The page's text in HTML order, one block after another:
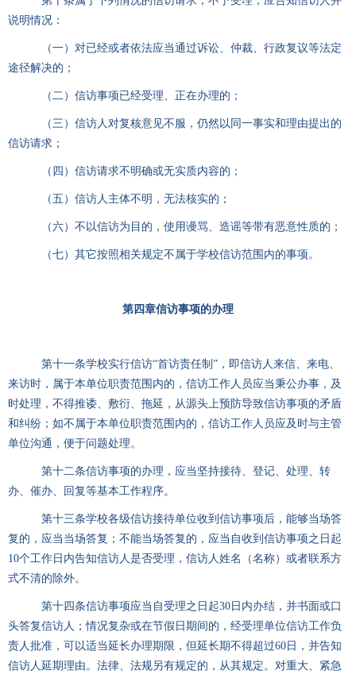
说明情况：
（一）对已经或者依法应当通过诉讼、仲裁、行政复议等法定
途径解决的；
（二）信访事项已经受理、正在办理的；
（三）信访人对复核意见不服，仍然以同一事实和理由提出的
信访请求；
（四）信访请求不明确或无实质内容的；
（五）信访人主体不明，无法核实的；
（六）不以信访为目的，使用谩骂、造谣等带有恶意性质的；
（七）其它按照相关规定不属于学校信访范围内的事项。
第四章信访事项的办理
第十一条学校实行信访“首访责任制”，即信访人来信、来电、
来访时，属于本单位职责范围内的，信访工作人员应当秉公办事，及
时处理，不得推诿、敷衍、拖延，从源头上预防导致信访事项的矛盾
和纠纷；如不属于本单位职责范围内的，信访工作人员应及时与主管
单位沟通，便于问题处理。
第十二条信访事项的办理，应当坚持接待、登记、处理、转
办、催办、回复等基本工作程序。
第十三条学校各级信访接待单位收到信访事项后，能够当场答
复的，应当当场答复；不能当场答复的，应当自收到信访事项之日起
10个工作日内告知信访人是否受理，信访人姓名（名称）或者联系方
式不清的除外。
第十四条信访事项应当自受理之日起30日内办结，并书面或口
头答复信访人；情况复杂或在节假日期间的，经受理单位信访工作负
责人批准，可以适当延长办理期限，但延长期不得超过60日，并告知
信访人延期理由。法律、法规另有规定的，从其规定。对重大、紧急